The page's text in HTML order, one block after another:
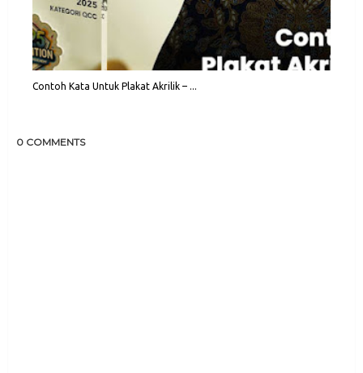
Contoh Kata Untuk Plakat Akrilik – ...
0 COMMENTS